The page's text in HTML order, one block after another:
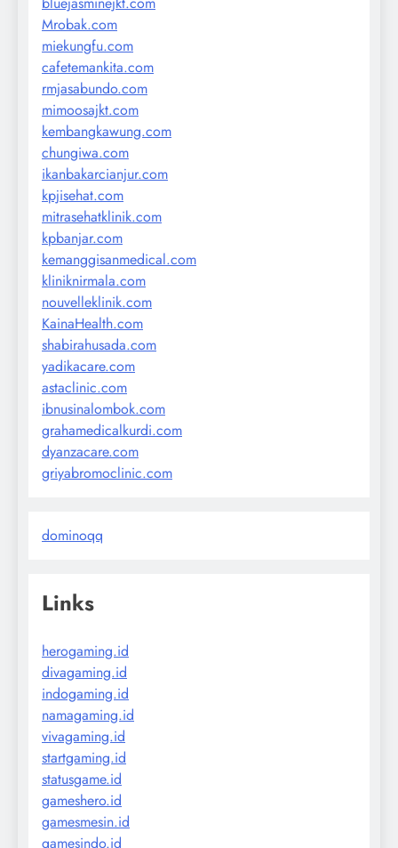
Mrobak.com
miekungfu.com
cafetemankita.com
rmjasabundo.com
mimoosajkt.com
kembangkawung.com
chungiwa.com
ikanbakarcianjur.com
kpjisehat.com
mitrasehatklinik.com
kpbanjar.com
kemanggisanmedical.com
kliniknirmala.com
nouvelleklinik.com
KainaHealth.com
shabirahusada.com
yadikacare.com
astaclinic.com
ibnusinalombok.com
grahamedicalkurdi.com
dyanzacare.com
griyabromoclinic.com
dominoqq
Links
herogaming.id
divagaming.id
indogaming.id
namagaming.id
vivagaming.id
startgaming.id
statusgame.id
gameshero.id
gamesmesin.id
gamesindo.id